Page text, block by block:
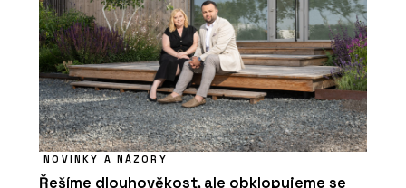
NOVINKY A NÁZORY
Řešíme dlouhověkost, ale obklopujeme se